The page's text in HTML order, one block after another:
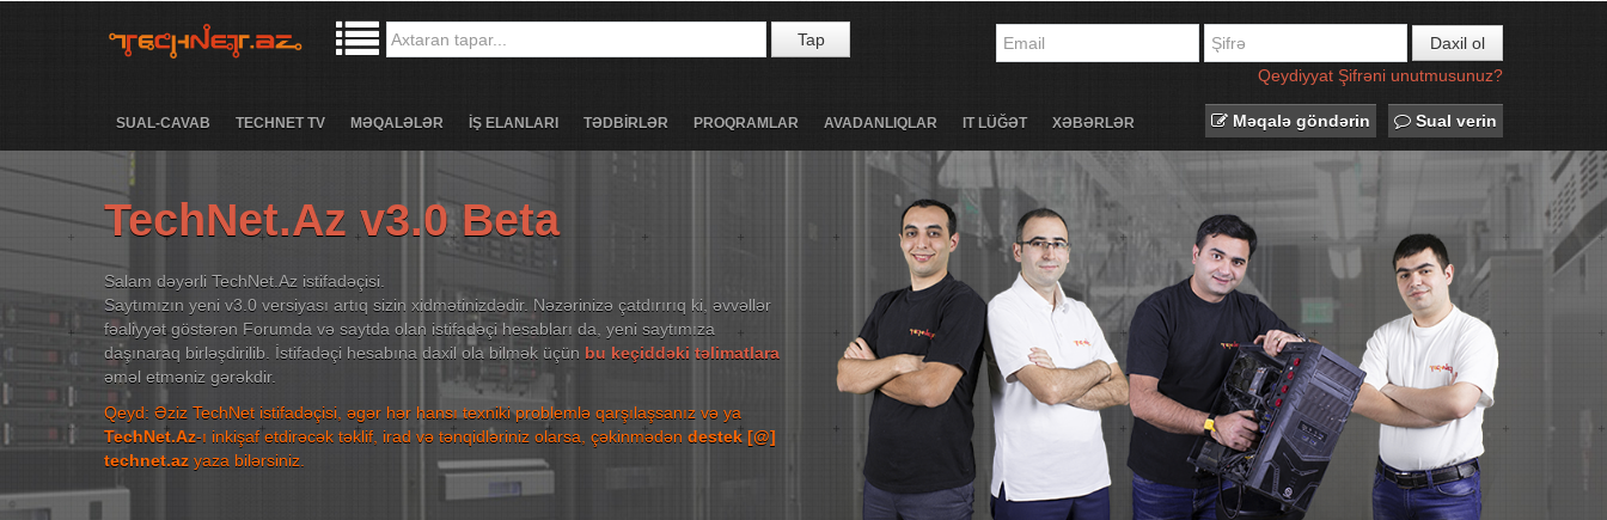
Tap
Daxil ol
Qeydiyyat Şifrəni unutmusunuz?
SUAL-CAVAB TECHNET TV MƏQALƏLƏR İŞ ELANLARI TƏDBİRLƏR PROQRAMLAR AVADANLIQLAR IT LÜĞƏT XƏBƏRLƏR Məqalə göndərin Sual verin
TechNet.Az v3.0 Beta
Salam dəyərli TechNet.Az istifadəçisi.
Saytımızın yeni v3.0 versiyası artıq sizin xidmətinizdədir. Nəzərinizə çatdırırıq ki, əvvəllər
fəaliyyət göstərən Forumda və saytda olan istifadəçi hesabları da, yeni saytımıza
daşınaraq birləşdirilib. İstifadəçi hesabına daxil ola bilmək üçün bu keçiddəki təlimatlara
əməl etməniz gərəkdir.
Qeyd: Əziz TechNet istifadəçisi, əgər hər hansı texniki problemlə qarşılaşsanız və ya
TechNet.Az-ı inkişaf etdirəcək təklif, irad və tənqidləriniz olarsa, çəkinmədən destek [@]
technet.az yaza bilərsiniz.